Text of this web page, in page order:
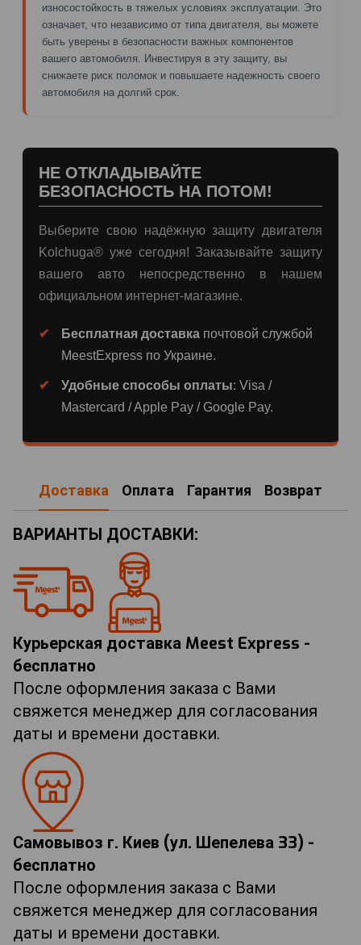
износостойкость в тяжелых условиях эксплуатации. Это
означает, что независимо от типа двигателя, вы можете
быть уверены в безопасности важных компонентов
вашего автомобиля. Инвестируя в эту защиту, вы
снижаете риск поломок и повышаете надежность своего
автомобиля на долгий срок.
НЕ ОТКЛАДЫВАЙТЕ
БЕЗОПАСНОСТЬ НА ПОТОМ!
Выберите свою надёжную защиту двигателя
Kolchuga® уже сегодня! Заказывайте защиту
вашего авто непосредственно в нашем
официальном интернет-магазине.
Бесплатная доставка почтовой службой
MeestExpress по Украине.
Удобные способы оплаты: Visa /
Mastercard / Apple Pay / Google Pay.
Доставка Оплата Гарантия Возврат
ВАРИАНТЫ ДОСТАВКИ:
Курьерская доставка Meest Express -
бесплатно
После оформления заказа с Вами
свяжется менеджер для согласования
даты и времени доставки.
Самовывоз г. Киев (ул. Шепелева 33) -
бесплатно
После оформления заказа с Вами
свяжется менеджер для согласования
даты и времени доставки.